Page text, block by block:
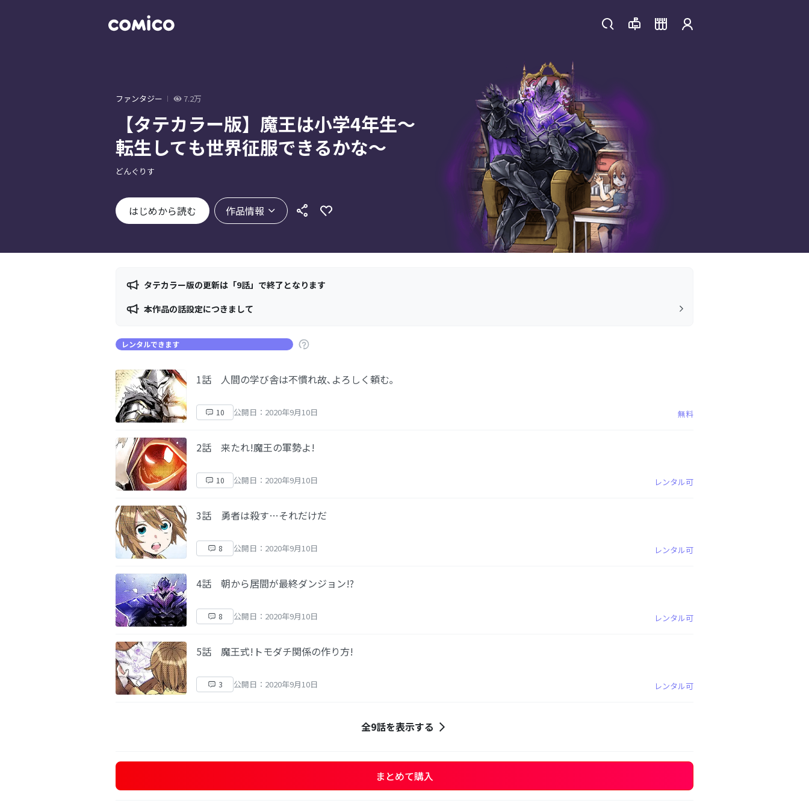
ファンタジー 7.2万
【タテカラー版】魔王は小学4年生～
転生しても世界征服できるかな～
どんぐりす
はじめから読む 作品情報
タテカラー版の更新は「9話」で終了となります
本作品の話設定につきまして
レンタルできます
1話 人間の学び舎は不慣れ故､よろしく頼む｡
10 公開日：2020年9月10日 無料
2話 来たれ!魔王の軍勢よ!
10 公開日：2020年9月10日 レンタル可
3話 勇者は殺す…それだけだ
8 公開日：2020年9月10日 レンタル可
4話 朝から居間が最終ダンジョン!?
8 公開日：2020年9月10日 レンタル可
5話 魔王式!トモダチ関係の作り方!
3 公開日：2020年9月10日 レンタル可
全9話を表示する
まとめて購入